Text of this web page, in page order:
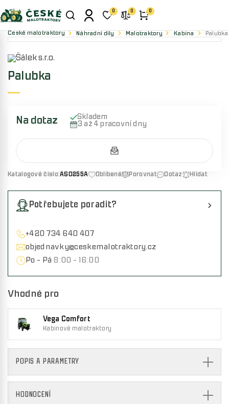
0 0 0
České malotraktory Náhradní díly Malotraktory Kabina Palubka
Palubka
Na dotaz
Skladem
3 až 4 pracovní dny
Katalogové číslo:AS0255A Oblíbené Porovnat Dotaz Hlídat
Potřebujete poradit?
+420 734 640 407
objednavky@ceskemalotraktory.cz
Po - Pá 8:00 - 16:00
Vhodné pro
Vega Comfort
Kabinové malotraktory
POPIS A PARAMETRY
HODNOCENÍ